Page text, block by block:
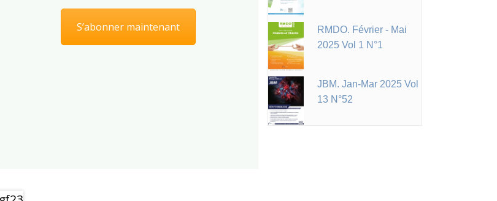
S’abonner maintenant
RMDO. Février - Mai
2025 Vol 1 N°1
JBM. Jan-Mar 2025 Vol
13 N°52